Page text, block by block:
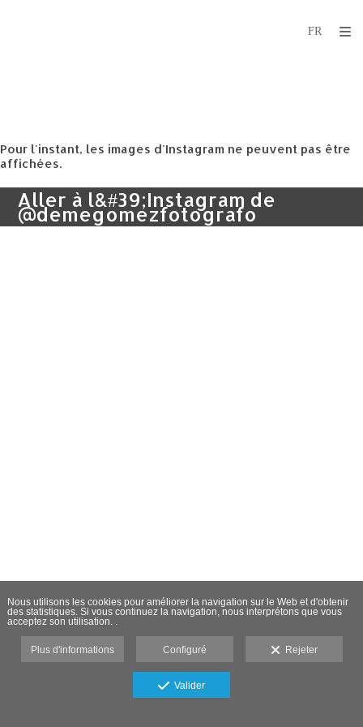
Pour l'instant, les images d'Instagram ne peuvent pas être
affichées.
Aller à l&#39;Instagram de
@demegomezfotografo
Nous utilisons les cookies pour améliorer la navigation sur le Web et d'obtenir
des statistiques. Si vous continuez la navigation, nous interprétons que vous
acceptez son utilisation. .
Plus d'informations Configuré Rejeter
Valider